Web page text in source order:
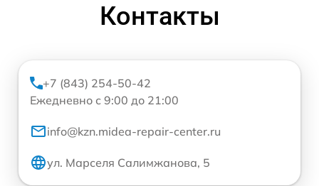
Контакты
+7 (843) 254-50-42
Ежедневно с 9:00 до 21:00
info@kzn.midea-repair-center.ru
ул. Марселя Салимжанова, 5